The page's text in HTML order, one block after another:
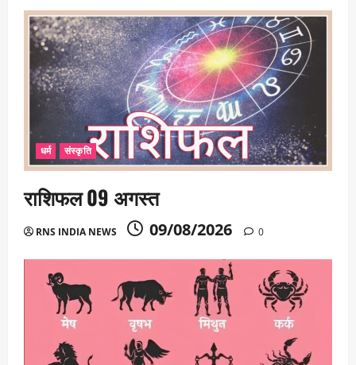
धर्म संस्कृति
राशिफल 09 अगस्त
RNS INDIA NEWS 09/08/2026 0